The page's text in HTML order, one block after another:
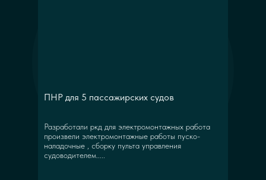
Разработали ркд для электромонтажных работа
произвели электромонтажные работы пуско-
наладочные , сборку пульта управления
судоводителем.....
ПНР для 5 пассажирских судов